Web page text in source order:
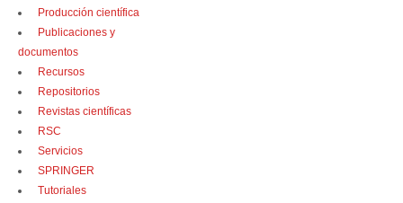
Producción científica
Publicaciones y
documentos
Recursos
Repositorios
Revistas científicas
RSC
Servicios
SPRINGER
Tutoriales